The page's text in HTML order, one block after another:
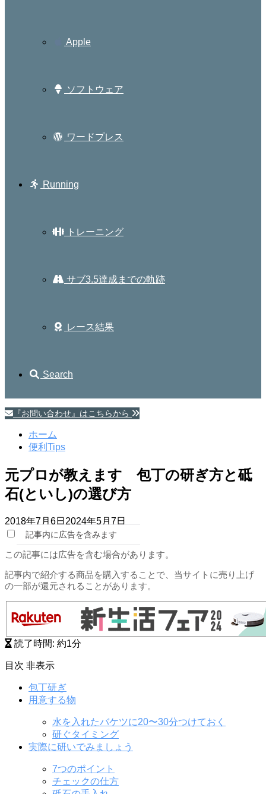
Apple
ソフトウェア
ワードプレス
Running
トレーニング
サブ3.5達成までの軌跡
レース結果
Search
『お問い合わせ』はこちらから
ホーム
便利Tips
元プロが教えます 包丁の研ぎ方と砥
石(といし)の選び方
2018年7月6日 2024年5月7日
記事内に広告を含みます
この記事には広告を含む場合があります。
記事内で紹介する商品を購入することで、当サイトに売り上げ
の一部が還元されることがあります。
読了時間: 約1分
目次 非表示
包丁研ぎ
用意する物
水を入れたバケツに20〜30分つけておく
研ぐタイミング
実際に研いでみましょう
7つのポイント
チェックの仕方